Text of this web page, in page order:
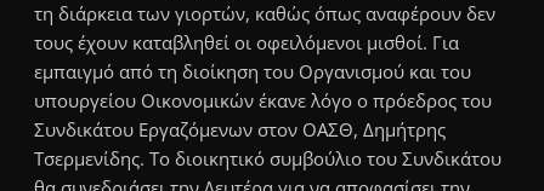
τη διάρκεια των γιορτών, καθώς όπως αναφέρουν δεν
τους έχουν καταβληθεί οι οφειλόμενοι μισθοί. Για
εμπαιγμό από τη διοίκηση του Οργανισμού και του
υπουργείου Οικονομικών έκανε λόγο ο πρόεδρος του
Συνδικάτου Εργαζόμενων στον ΟΑΣΘ, Δημήτρης
Τσερμενίδης. Το διοικητικό συμβούλιο του Συνδικάτου